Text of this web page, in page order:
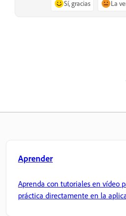
Sí, gracias La
Aprender
Aprenda con tutoriales en vídeo
práctica directamente en la